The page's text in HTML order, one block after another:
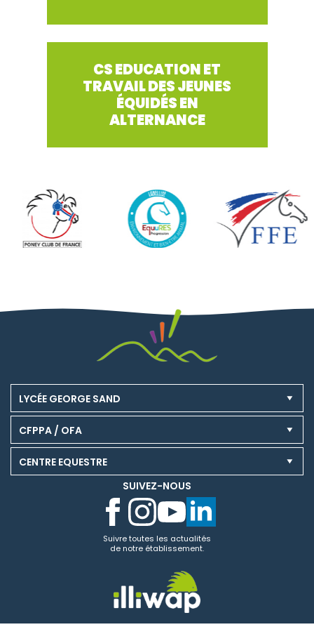
CS EDUCATION ET
TRAVAIL DES JEUNES
ÉQUIDÉS EN
ALTERNANCE
LYCÉE GEORGE SAND
CFPPA / OFA
CENTRE EQUESTRE
SUIVEZ-NOUS
Suivre toutes les actualités
de notre établissement.